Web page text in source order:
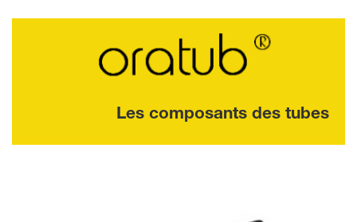
Les composants des tubes